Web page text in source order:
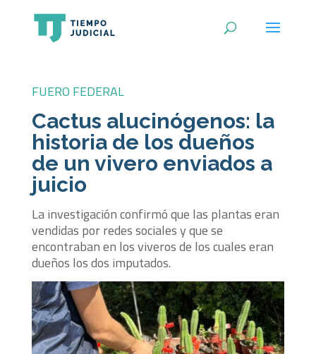
FUERO FEDERAL
Cactus alucinógenos: la
historia de los dueños
de un vivero enviados a
juicio
La investigación confirmó que las plantas eran
vendidas por redes sociales y que se
encontraban en los viveros de los cuales eran
dueños los dos imputados.